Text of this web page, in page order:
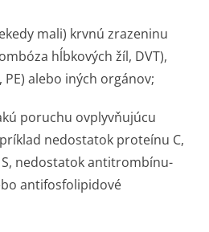
mali) krvnú zrazeninu
hĺbkových žíl, DVT),
alebo iných orgánov;
poruchu ovplyvňujúcu
nedostatok proteínu C,
nedostatok antitrombínu-
antifosfolipidové